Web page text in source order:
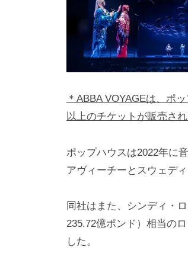
＊ABBA VOYAGEは、ポ
以上のチケットが販売さ
ポップハウスは2022年に
アヴィーチーとスウェデ
同社はまた、シンディ・
235.72億ポンド）相当の
した。